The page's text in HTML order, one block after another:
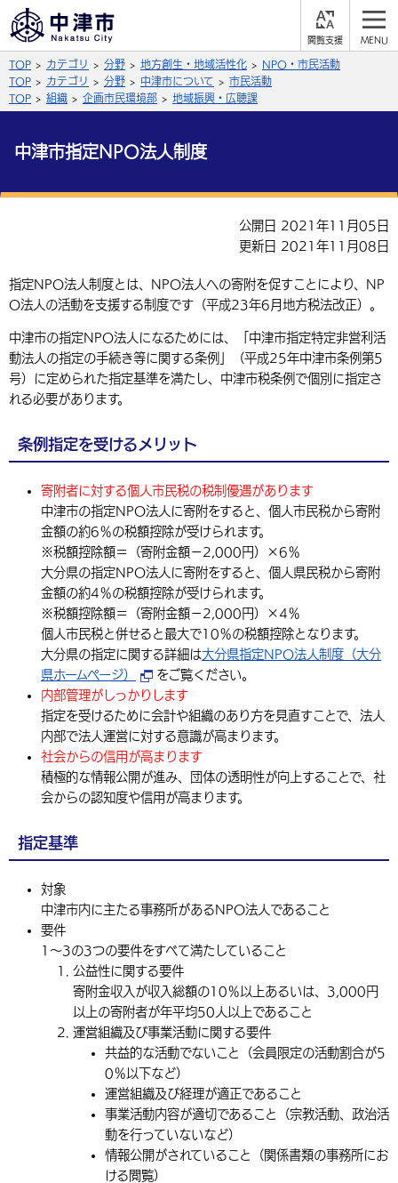
覧
支
よみあげる
文字の大きさ
拡大 標準
言語を選択
英語（English）
組織案内
公式SNS
サイト内検索
届出・登録・証明 保険・年金
福祉・介護 健康・予防
税金 住宅・インフラ
選挙
事業者の方へ
入札・契約 産業・雇用
農林水産業 税金
子育て・教育
施設情報 子どもを預ける
相談・支援・情報 計画・施策
観光・移住
遊ぶ・体験する グルメ・食べる
買う・おみやげ 四季のイベント・祭り
移住・定住
中津市について 市役所の紹介
地方創生・地域活性化 広報・広聴
行政・計画
TOP カテゴリ 分野 地方創生・地域活性化
NPO・市民活動
TOP
カテゴリ 分野 中津市について
市民活動
TOP
組織 企画市民環境部 地域振興・広聴課
中津市指定NPO法人制度
公開日 2021年11月05日
更新日 2021年11月08日
指定NPO法人制度とは、NPO法人への寄附を促すことにより、NP
O法人の活動を支援する制度です（平成23年6月地方税法改正）。
中津市の指定NPO法人になるためには、「中津市指定特定非営利活
動法人の指定の手続き等に関する条例」（平成25年中津市条例第5
号）に定められた指定基準を満たし、中津市税条例で個別に指定さ
れる必要があります。
条例指定を受けるメリット
寄附者に対する個人市民税の税制優遇があります
中津市の指定NPO法人に寄附をすると、個人市民税から寄附
金額の約6％の税額控除が受けられます。
※税額控除額＝（寄附金額－2,000円）×6％
大分県の指定NPO法人に寄附をすると、個人県民税から寄附
金額の約4％の税額控除が受けられます。
※税額控除額＝（寄附金額－2,000円）×4％
個人市民税と併せると最大で10％の税額控除となります。
大分県の指定に関する詳細は大分県指定NPO法人制度（大分
県ホームページ）
をご覧ください。
内部管理がしっかりします
指定を受けるために会計や組織のあり方を見直すことで、法人
内部で法人運営に対する意識が高まります。
社会からの信用が高まります
積極的な情報公開が進み、団体の透明性が向上することで、社
会からの認知度や信用が高まります。
指定基準
対象
中津市内に主たる事務所があるNPO法人であること
要件
1～3の3つの要件をすべて満たしていること
公益性に関する要件
寄附金収入が収入総額の10％以上あるいは、3,000円
以上の寄附者が年平均50人以上であること
運営組織及び事業活動に関する要件
共益的な活動でないこと（会員限定の活動割合が5
0％以下など）
運営組織及び経理が適正であること
事業活動内容が適切であること（宗教活動、政治活
動を行っていないなど）
情報公開がされていること（関係書類の事務所にお
ける閲覧）